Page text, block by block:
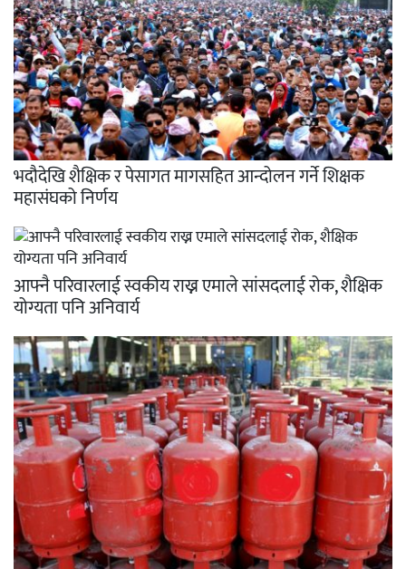
भदौदेखि शैक्षिक र पेसागत मागसहित आन्दोलन गर्ने शिक्षक
महासंघको निर्णय
आफ्नै परिवारलाई स्वकीय राख्न एमाले सांसदलाई रोक, शैक्षिक
योग्यता पनि अनिवार्य